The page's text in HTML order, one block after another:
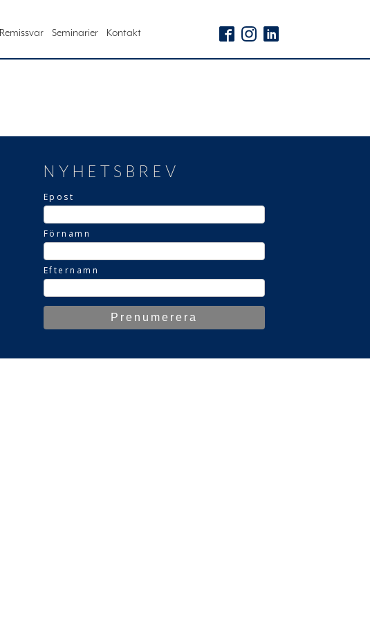
Remissvar Seminarier Kontakt
NYHETSBREV
Epost
Förnamn
Efternamn